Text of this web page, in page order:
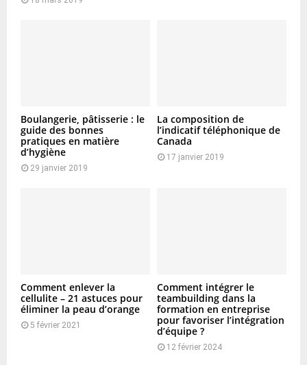
Boulangerie, pâtisserie : le
guide des bonnes
pratiques en matière
d’hygiène
29 janvier 2019
La composition de
l’indicatif téléphonique de
Canada
17 janvier 2019
Comment enlever la
cellulite – 21 astuces pour
éliminer la peau d’orange
5 février 2021
Comment intégrer le
teambuilding dans la
formation en entreprise
pour favoriser l’intégration
d’équipe ?
12 février 2024